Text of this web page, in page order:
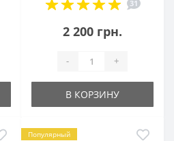
31
2 200 грн.
- +
В КОРЗИНУ
Популярный